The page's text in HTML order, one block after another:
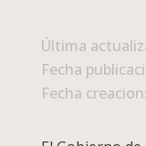
Última
Fecha
Fecha